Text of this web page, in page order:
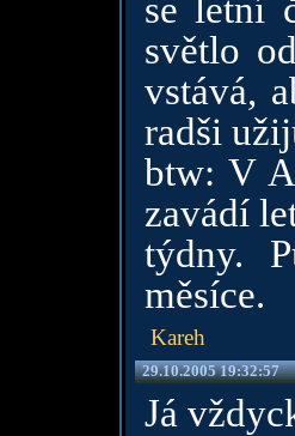
se letní
světlo
vstává,
radši
btw: V
zavádí
týdny.
měsíce.
Kareh
29.10.2005 19:32:57
Já